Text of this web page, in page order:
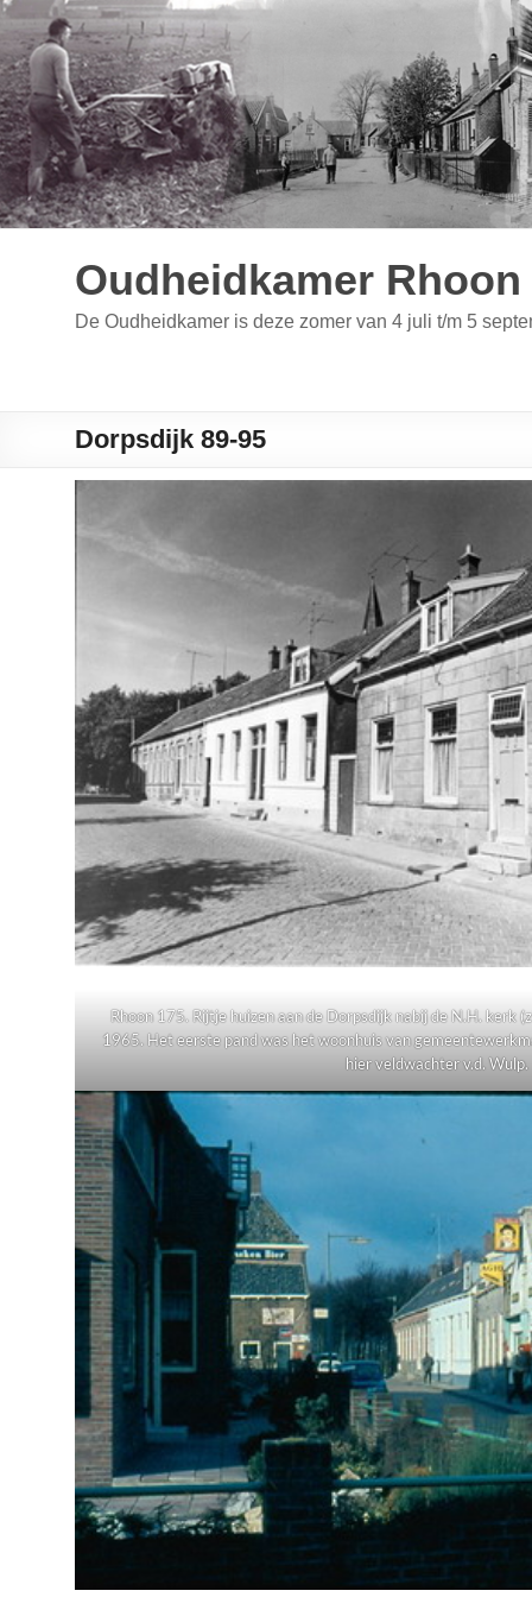
Ga
naar
de
inhoud
Oudheidkamer
De Oudheidkamer is deze zomer van 4 juli t/m 5
Dorpsdijk 89-95
Rhoon 175. Rijtje huizen aan de Dorpsdijk nabij de N.H. kerk
1965. Het eerste pand was het woonhuis van
hier veldwachter v.d. Wulp.